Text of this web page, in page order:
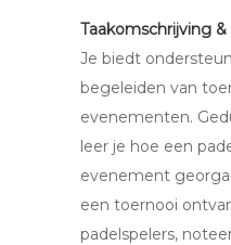
Taakomschrijving
Je biedt
begeleiden van
evenementen.
leer je hoe een
evenement
een toernooi
padelspelers,